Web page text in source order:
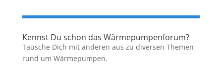
Kennst Du schon das Wärmepumpenforum?
Tausche Dich mit anderen aus zu diversen Themen
rund um Wärmepumpen.